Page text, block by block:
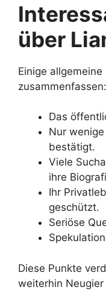
über
Einige
zusammenfassen:
Das
Nur
bestätigt.
Viele
ihre
Ihr
geschützt.
Seriöse
Diese Punkte
weiterhin